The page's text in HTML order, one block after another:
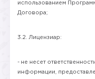
использованием
Договора;
3.2. Лицензиар:
- не несет
информации,